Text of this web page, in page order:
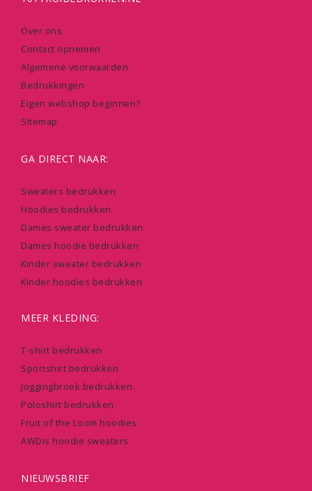
Over ons
Contact opnemen
Algemene voorwaarden
Bedrukkingen
Eigen webshop beginnen?
Sitemap
GA DIRECT NAAR:
Sweaters bedrukken
Hoodies bedrukken
Dames sweater bedrukken
Dames hoodie bedrukken
Kinder sweater bedrukken
Kinder hoodies bedrukken
MEER KLEDING:
T-shirt bedrukken
Sportshirt bedrukken
Joggingbroek bedrukken
Poloshirt bedrukken
Fruit of the Loom hoodies
AWDis hoodie sweaters
NIEUWSBRIEF